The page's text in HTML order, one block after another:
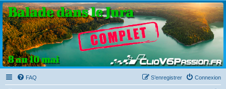
Clio V6 Passion
Le site français des passionnés de Clio V6
FAQ Connexion
S’enregistrer